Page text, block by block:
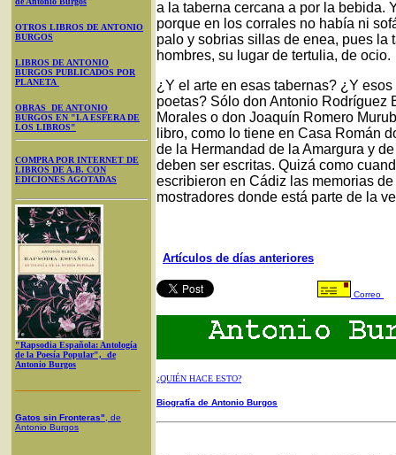
OTROS LIBROS DE ANTONIO
BURGOS
LIBROS DE ANTONIO
BURGOS PUBLICADOS POR
PLANETA
OBRAS DE ANTONIO
BURGOS EN "LA ESFERA DE
LOS LIBROS"
COMPRA POR INTERNET DE
LIBROS DE A.B. CON
EDICIONES AGOTADAS
"Rapsodia Española: Antología
de la Poesía Popular", de
Antonio Burgos
Gatos sin Fronteras" , de
Antonio Burgos
a la taberna cercana a por la bebida.
porque en los corrales no había ni
palo y sobrias sillas de enea, pues la
hombres, su lugar de tertulia, de ocio.
¿Y el arte en esas tabernas? ¿Y
poetas? Sólo don Antonio Rodríguez
Morales o don Joaquín Romero
libro, como lo tiene en Casa Román
de la Hermandad de la Amargura y
deben ser escritas. Quizá como
escribieron en Cádiz las memorias
mostradores donde está parte de la
Artículos de días anteriores
Correo
¿QUIÉN HACE ESTO?
Biografía de Antonio Burgos